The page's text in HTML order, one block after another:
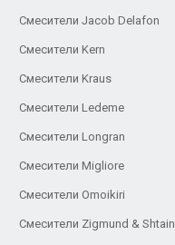
Смесители Jacob Delafon
Смесители Kern
Смесители Kraus
Смесители Ledeme
Смесители Longran
Смесители Migliore
Смесители Omoikiri
Смесители Zigmund & Shtain